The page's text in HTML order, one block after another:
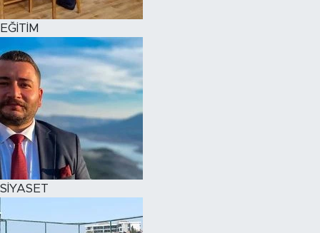
EĞİTİM
SİYASET